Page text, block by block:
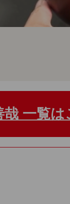
一覧は